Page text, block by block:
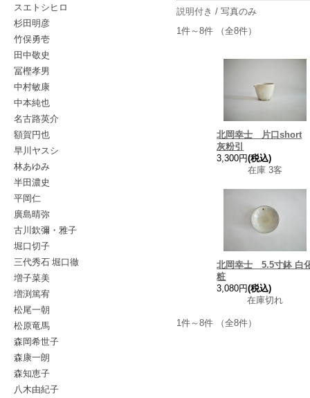
スエトシヒロ
杉田明彦
竹俣勇壱
田中敬史
冨樫孝男
中村敏康
中本純也
名古路英介
額賀円也
早川ヤスシ
林あゆみ
半田濃史
平岡仁
廣島晴弥
古川欽彌・雅子
堀口切子
三代秀石 堀口徹
増子菜美
増渕篤宥
松尾一朝
松原竜馬
森岡希世子
森康一朗
森知恵子
八木由紀子
説明付き / 写真のみ
1件～8件 （全8件）
北岡幸士 片口short
灰粉引
3,300円(税込)
在庫 3客
北岡幸士 5.5寸鉢 白
粧
3,080円(税込)
在庫切れ
1件～8件 （全8件）